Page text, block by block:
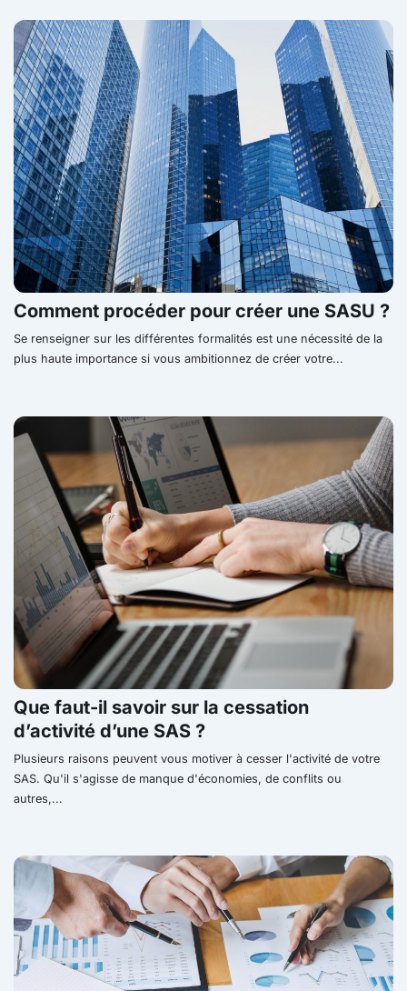
Comment procéder pour créer une SASU ?
Se renseigner sur les différentes formalités est une nécessité de la
plus haute importance si vous ambitionnez de créer votre...
Que faut-il savoir sur la cessation
d’activité d’une SAS ?
Plusieurs raisons peuvent vous motiver à cesser l'activité de votre
SAS. Qu'il s'agisse de manque d'économies, de conflits ou
autres,...